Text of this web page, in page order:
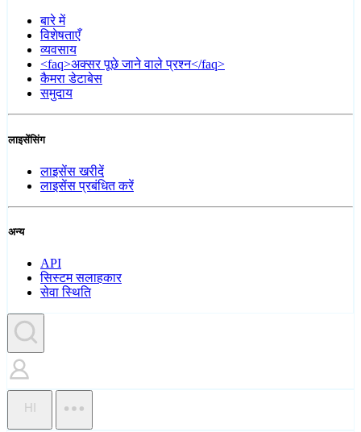
बारे में
विशेषताएँ
व्यवसाय
<faq>अक्सर पूछे जाने वाले प्रश्न</faq>
कैमरा डेटाबेस
समुदाय
लाइसेंसिंग
लाइसेंस खरीदें
लाइसेंस प्रबंधित करें
अन्य
API
सिस्टम सलाहकार
सेवा स्थिति
HI